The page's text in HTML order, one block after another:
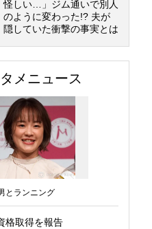
怪しい…」ジム通いで別人
のように変わった!? 夫が
隠していた衝撃の事実とは
メニュース
とランニング
格取得を報告